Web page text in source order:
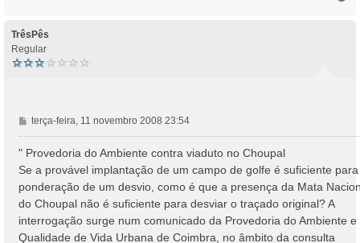
TrêsPês
Regular
M
e
n
g
e
m
terça-feira, 11 novembro 2008 23:54
" Provedoria do Ambiente contra viaduto no Choupal
Se a provável implantação de um campo de golfe é suficiente
ponderação de um desvio, como é que a presença da Mata
do Choupal não é suficiente para desviar o traçado original? A
interrogação surge num comunicado da Provedoria do Ambiente e
Qualidade de Vida Urbana de Coimbra, no âmbito da consulta